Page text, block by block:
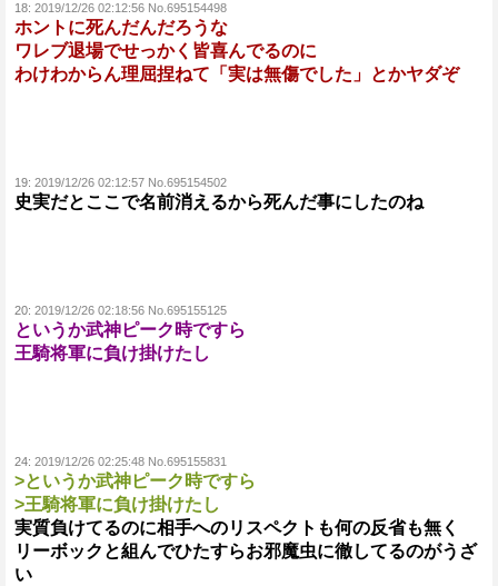
18: 2019/12/26 02:12:56 No.695154498
ホントに死んだんだろうな
ワレブ退場でせっかく皆喜んでるのに
わけわからん理屈捏ねて「実は無傷でした」とかヤダぞ
19: 2019/12/26 02:12:57 No.695154502
史実だとここで名前消えるから死んだ事にしたのね
20: 2019/12/26 02:18:56 No.695155125
というか武神ピーク時ですら
王騎将軍に負け掛けたし
24: 2019/12/26 02:25:48 No.695155831
>というか武神ピーク時ですら
>王騎将軍に負け掛けたし
実質負けてるのに相手へのリスペクトも何の反省も無く
リーボックと組んでひたすらお邪魔虫に徹してるのがうざ
い